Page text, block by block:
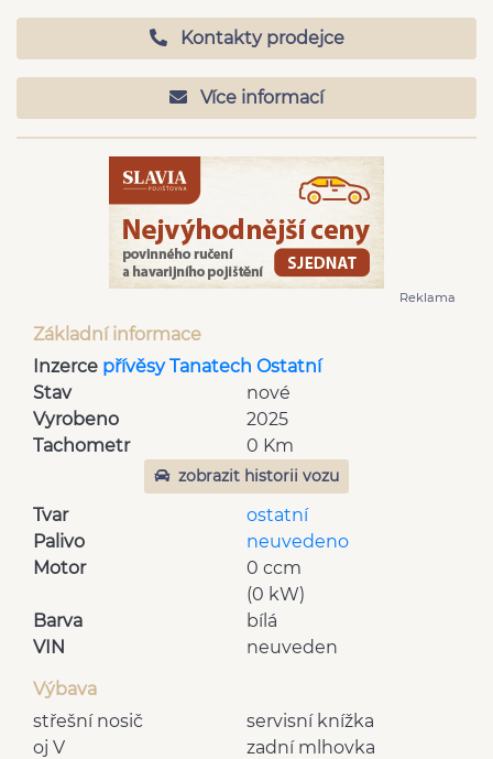
Kontakty prodejce
Více informací
Reklama
Základní informace
Inzerce přívěsy Tanatech Ostatní
Stav
nové
Vyrobeno
2025
Tachometr
0 Km
zobrazit historii vozu
Tvar
ostatní
Palivo
neuvedeno
Motor
0 ccm
(0 kW)
Barva
bílá
VIN
neuveden
Výbava
servisní knížka
střešní nosič
zadní mlhovka
oj V